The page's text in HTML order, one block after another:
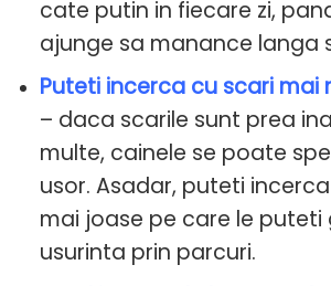
cate putin in fiecare zi,
ajunge sa manance langa
Puteti incerca cu scari mai
– daca scarile sunt prea
multe, cainele se poate
usor. Asadar, puteti
mai joase pe care le puteti
usurinta prin parcuri.